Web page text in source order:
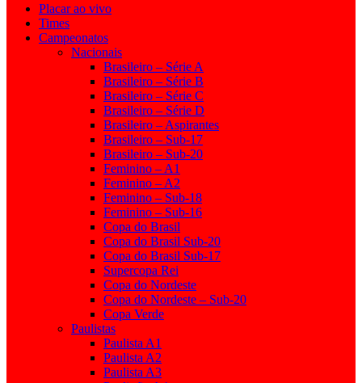
Placar ao vivo
Times
Campeonatos
Nacionais
Brasileiro – Série A
Brasileiro – Série B
Brasileiro – Série C
Brasileiro – Série D
Brasileiro – Aspirantes
Brasileiro – Sub-17
Brasileiro – Sub-20
Feminino – A1
Feminino – A2
Feminino – Sub-18
Feminino – Sub-16
Copa do Brasil
Copa do Brasil Sub-20
Copa do Brasil Sub-17
Supercopa Rei
Copa do Nordeste
Copa do Nordeste – Sub-20
Copa Verde
Paulistas
Paulista A1
Paulista A2
Paulista A3